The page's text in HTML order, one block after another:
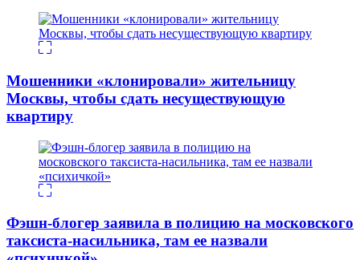
Мошенники «клонировали» жительницу
Москвы, чтобы сдать несуществующую
квартиру
Фэшн-блогер заявила в полицию на московского
таксиста-насильника, там ее назвали